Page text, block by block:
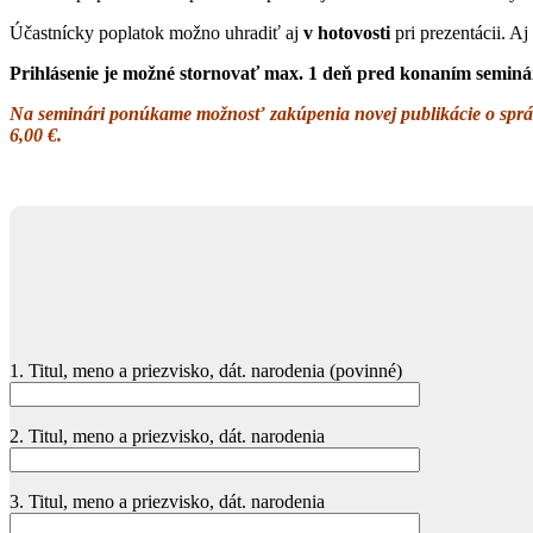
Účastnícky poplatok možno uhradiť aj v hotovosti pri prezentácii. Aj
Prihlásenie je možné stornovať max. 1 deň pred konaním
Na seminári ponúkame možnosť zakúpenia novej publikácie o
6,00 €.
1. Titul, meno a priezvisko, dát. narodenia (povinné)
2. Titul, meno a priezvisko, dát. narodenia
3. Titul, meno a priezvisko, dát. narodenia